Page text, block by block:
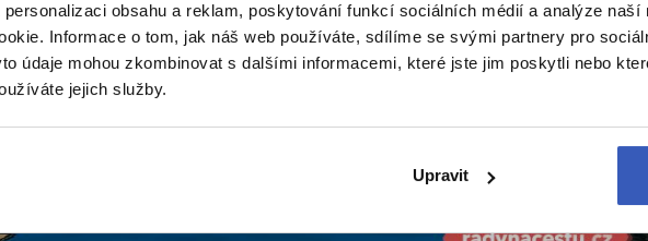
personalizaci obsahu a reklam, poskytování funkcí sociálních médií a analýze
Informace o tom, jak náš web používáte, sdílíme se svými partnery pro
údaje mohou zkombinovat s dalšími informacemi, které jste jim poskytli nebo
jejich služby.
Upravit